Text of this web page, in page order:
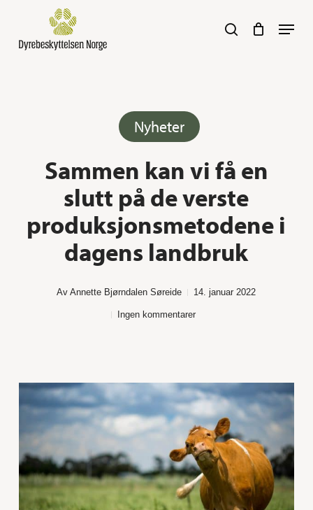
main
search
Nyheter
Sammen kan vi få en
slutt på de verste
produksjonsmetodene i
dagens landbruk
Av Annette Bjørndalen Søreide 14. januar 2022
Ingen kommentarer